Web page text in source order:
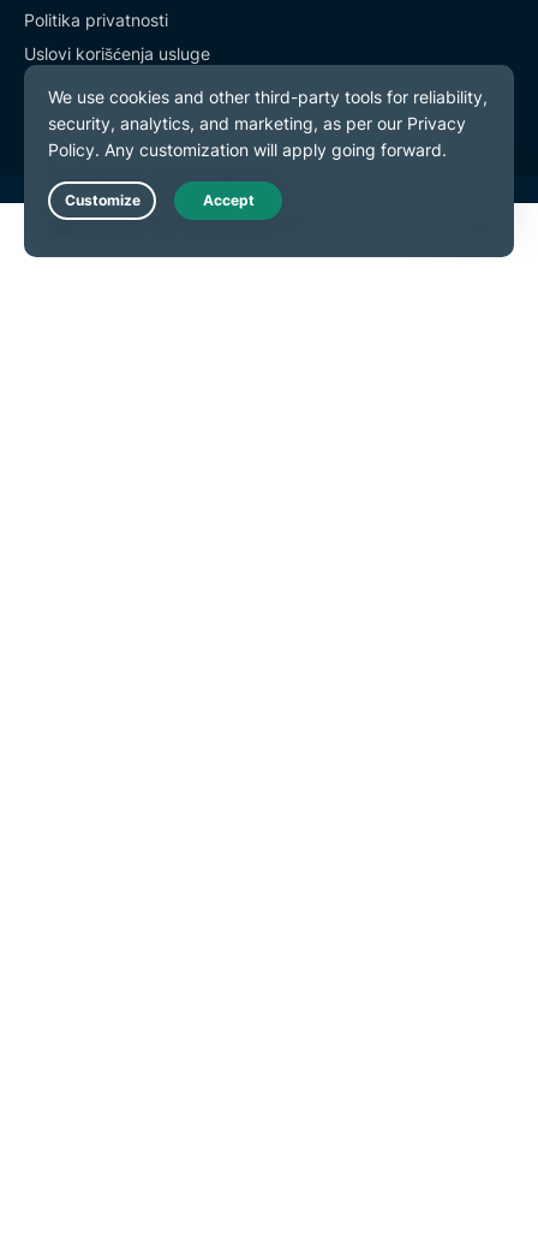
Politika privatnosti
Uslovi korišćenja usluge
Podešavanja kolačića